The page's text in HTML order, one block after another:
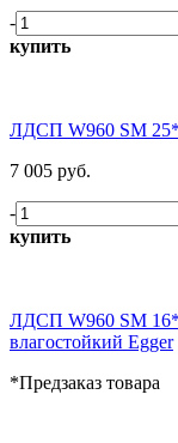
-
купить
ЛДСП W960 SM
7 005 руб.
-
купить
ЛДСП W960 SM
влагостойкий Egger
*Предзаказ товара